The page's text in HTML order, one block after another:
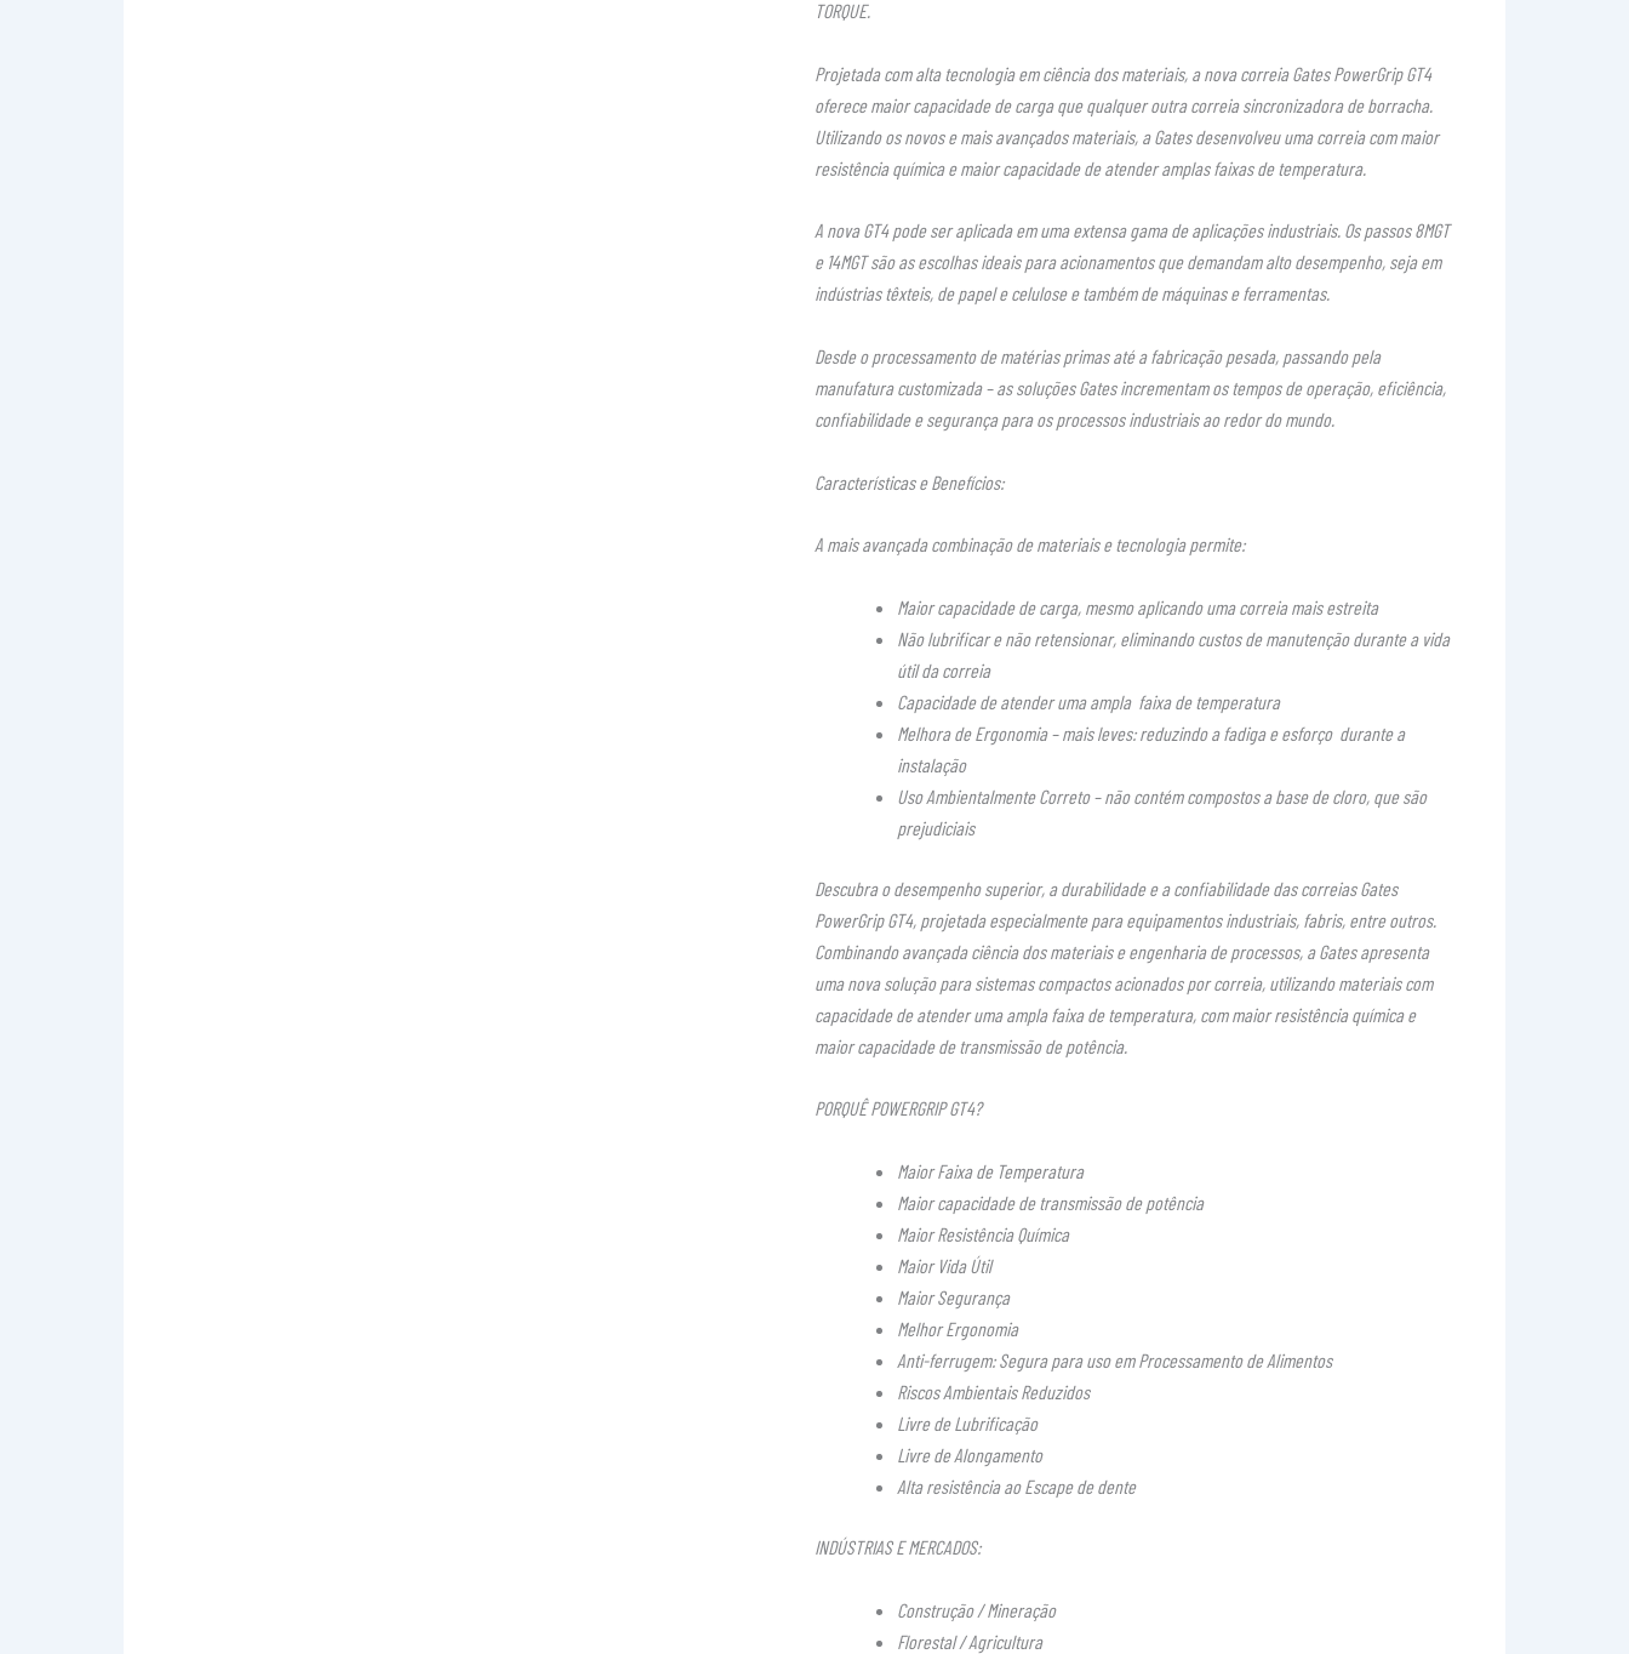
TORQUE.
Projetada com alta tecnologia em ciência dos materiais, a nova correia Gates PowerGrip GT4
oferece maior capacidade de carga que qualquer outra correia sincronizadora de borracha.
Utilizando os novos e mais avançados materiais, a Gates desenvolveu uma correia com maior
resistência química e maior capacidade de atender amplas faixas de temperatura.
A nova GT4 pode ser aplicada em uma extensa gama de aplicações industriais. Os passos 8MGT
e 14MGT são as escolhas ideais para acionamentos que demandam alto desempenho, seja em
indústrias têxteis, de papel e celulose e também de máquinas e ferramentas.
Desde o processamento de matérias primas até a fabricação pesada, passando pela
manufatura customizada – as soluções Gates incrementam os tempos de operação, eficiência,
confiabilidade e segurança para os processos industriais ao redor do mundo.
Características e Benefícios:
A mais avançada combinação de materiais e tecnologia permite:
Maior capacidade de carga, mesmo aplicando uma correia mais estreita
Não lubrificar e não retensionar, eliminando custos de manutenção durante a vida
útil da correia
Capacidade de atender uma ampla faixa de temperatura
Melhora de Ergonomia – mais leves: reduzindo a fadiga e esforço durante a
instalação
Uso Ambientalmente Correto – não contém compostos a base de cloro, que são
prejudiciais
Descubra o desempenho superior, a durabilidade e a confiabilidade das correias Gates
PowerGrip GT4, projetada especialmente para equipamentos industriais, fabris, entre outros.
Combinando avançada ciência dos materiais e engenharia de processos, a Gates apresenta
uma nova solução para sistemas compactos acionados por correia, utilizando materiais com
capacidade de atender uma ampla faixa de temperatura, com maior resistência química e
maior capacidade de transmissão de potência.
PORQUÊ POWERGRIP GT4?
Maior Faixa de Temperatura
Maior capacidade de transmissão de potência
Maior Resistência Química
Maior Vida Útil
Maior Segurança
Melhor Ergonomia
Anti-ferrugem: Segura para uso em Processamento de Alimentos
Riscos Ambientais Reduzidos
Livre de Lubrificação
Livre de Alongamento
Alta resistência ao Escape de dente
INDÚSTRIAS E MERCADOS:
Construção / Mineração
Florestal / Agricultura